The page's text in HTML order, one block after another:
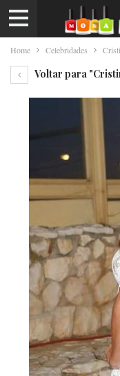
Home Celebridades
Voltar para